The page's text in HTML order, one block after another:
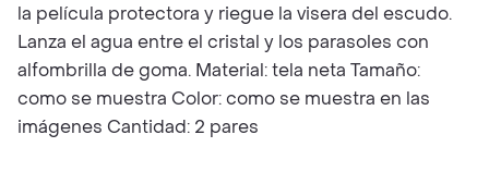
la película protectora y riegue la visera del escudo.
Lanza el agua entre el cristal y los parasoles con
alfombrilla de goma. Material: tela neta Tamaño:
como se muestra Color: como se muestra en las
imágenes Cantidad: 2 pares